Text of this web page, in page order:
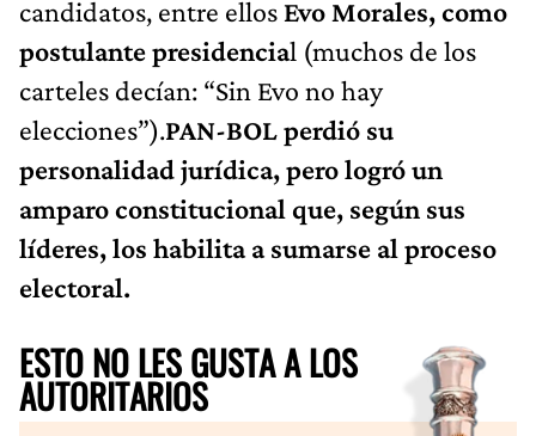
candidatos, entre ellosEvo Morales, como
postulante presidencial (muchos de los
carteles decían: “Sin Evo no hay
elecciones”).PAN-BOL perdió su
personalidad jurídica, pero logró un
amparo constitucional que, según sus
líderes, los habilita a sumarse al proceso
electoral.
ESTO NO LES GUSTA A LOS
AUTORITARIOS